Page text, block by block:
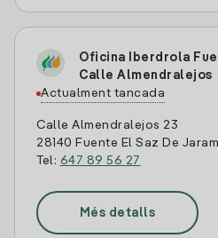
Oficina Iberdrola
Calle Almendralejos
Actualment tancada
Calle Almendralejos 23
28140 Fuente El Saz De
Tel: 647 89 56 27
Més detalls